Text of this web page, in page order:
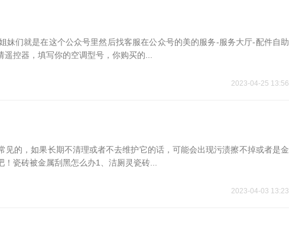
妹们就是在这个公众号里然后找客服在公众号的美的服务-服务大厅-配件自助
控器，填写你的空调型号，你购买的...
2023-04-25 13:56
的，如果长期不清理或者不去维护它的话，可能会出现污渍擦不掉或者是金
瓷砖被金属刮黑怎么办1、洁厕灵瓷砖...
2023-04-03 13:23